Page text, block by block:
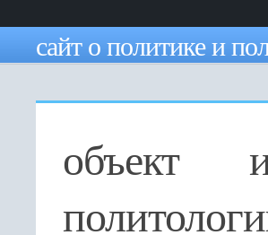
сайт о политике и
объект